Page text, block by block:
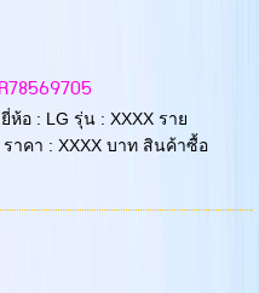
ห้อ : LG รุ่น : XXXX ราย
ราคา : XXXX บาท สินค้าซื้อ